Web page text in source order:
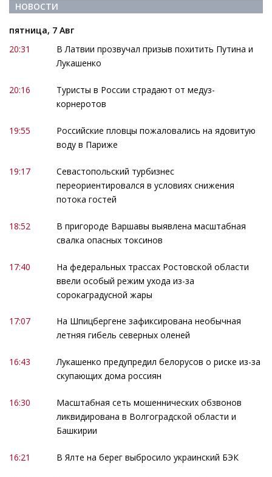
НОВОСТИ
пятница, 7 Авг
20:31
В Латвии прозвучал призыв похитить Путина и
Лукашенко
20:16
Туристы в России страдают от медуз-
корнеротов
19:55
Российские пловцы пожаловались на ядовитую
воду в Париже
19:17
Севастопольский турбизнес
переориентировался в условиях снижения
потока гостей
18:52
В пригороде Варшавы выявлена масштабная
свалка опасных токсинов
17:40
На федеральных трассах Ростовской области
ввели особый режим ухода из-за
сорокаградусной жары
17:07
На Шпицбергене зафиксирована необычная
летняя гибель северных оленей
16:43
Лукашенко предупредил белорусов о риске из-за
скупающих дома россиян
16:30
Масштабная сеть мошеннических обзвонов
ликвидирована в Волгоградской области и
Башкирии
16:21 В Ялте на берег выбросило украинский БЭК